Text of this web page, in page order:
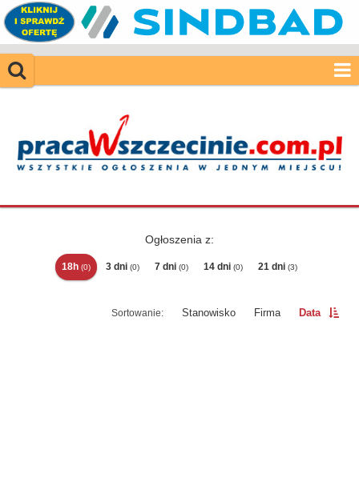
Ogłoszenia z:
18h (0) 3 dni (0) 7 dni (0) 14 dni (0) 21 dni (3)
Stanowisko Firma Data